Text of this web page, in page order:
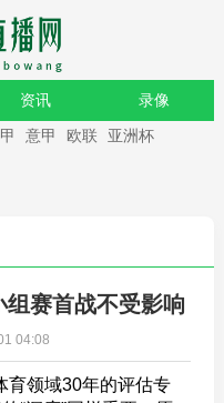
资讯 录像
意甲 欧联 亚洲杯
赛首战不受影响
04:08
育领域30年的评估专